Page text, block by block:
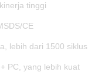
tinggi
CE
lebih dari 1500 siklus
PC, yang lebih kuat